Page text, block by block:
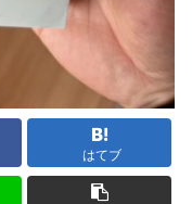
はてブ